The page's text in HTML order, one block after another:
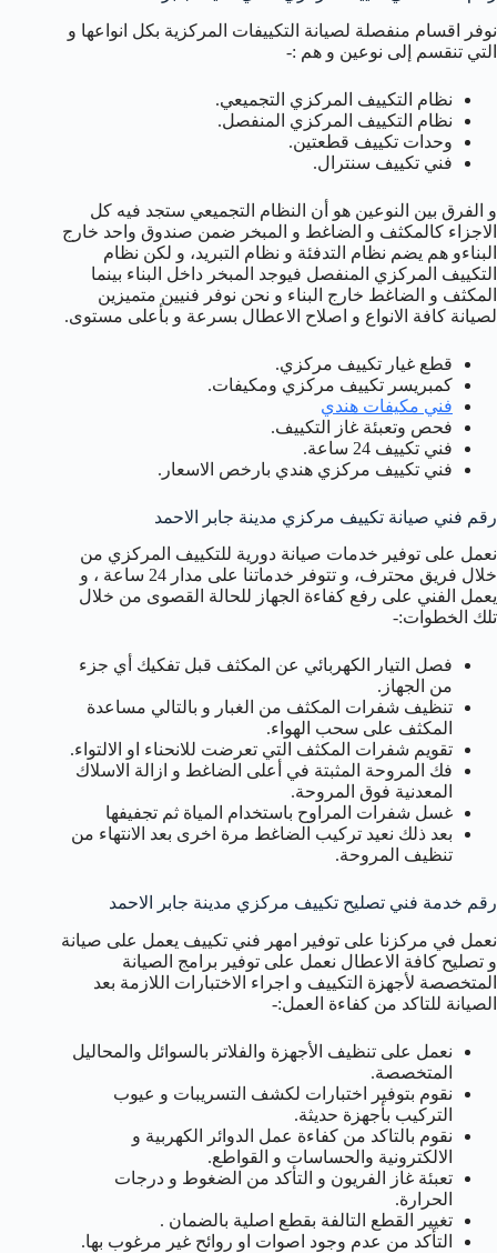
نوفر اقسام منفصلة لصيانة التكييفات المركزية بكل انواعها و
التي تنقسم إلى نوعين و هم :-
نظام التكييف المركزي التجميعي.
نظام التكييف المركزي المنفصل.
وحدات تكييف قطعتين.
فني تكييف سنترال.
و الفرق بين النوعين هو أن النظام التجميعي ستجد فيه كل
الاجزاء كالمكثف و الضاغط و المبخر ضمن صندوق واحد خارج
البناءو هم يضم نظام التدفئة و نظام التبريد، و لكن نظام
التكييف المركزي المنفصل فيوجد المبخر داخل البناء بينما
المكثف و الضاغط خارج البناء و نحن نوفر فنيين متميزين
لصيانة كافة الانواع و اصلاح الاعطال بسرعة و بأعلى مستوى.
قطع غيار تكييف مركزي.
كمبريسر تكييف مركزي ومكيفات.
فني مكيفات هندي
فحص وتعبئة غاز التكييف.
فني تكييف 24 ساعة.
فني تكييف مركزي هندي بارخص الاسعار.
رقم فني صيانة تكييف مركزي مدينة جابر الاحمد
نعمل على توفير خدمات صيانة دورية للتكييف المركزي من
خلال فريق محترف، و تتوفر خدماتنا على مدار 24 ساعة ، و
يعمل الفني على رفع كفاءة الجهاز للحالة القصوى من خلال
تلك الخطوات:-
فصل التيار الكهربائي عن المكثف قبل تفكيك أي جزء
من الجهاز.
تنظيف شفرات المكثف من الغبار و بالتالي مساعدة
المكثف على سحب الهواء.
تقويم شفرات المكثف التي تعرضت للانحناء او الالتواء.
فك المروحة المثبتة في أعلى الضاغط و ازالة الاسلاك
المعدنية فوق المروحة.
غسل شفرات المراوح باستخدام المياة ثم تجفيفها
بعد ذلك نعيد تركيب الضاغط مرة اخرى بعد الانتهاء من
تنظيف المروحة.
رقم خدمة فني تصليح تكييف مركزي مدينة جابر الاحمد
نعمل في مركزنا على توفير امهر فني تكييف يعمل على صيانة
و تصليح كافة الاعطال نعمل على توفير برامج الصيانة
المتخصصة لأجهزة التكييف و اجراء الاختبارات اللازمة بعد
الصيانة للتاكد من كفاءة العمل:-
نعمل على تنظيف الأجهزة والفلاتر بالسوائل والمحاليل
المتخصصة.
نقوم بتوفير اختبارات لكشف التسريبات و عيوب
التركيب بأجهزة حديثة.
نقوم بالتاكد من كفاءة عمل الدوائر الكهربية و
الالكترونية والحساسات و القواطع.
تعبئة غاز الفريون و التأكد من الضغوط و درجات
الحرارة.
تغيير القطع التالفة بقطع اصلية بالضمان .
التأكد من عدم وجود اصوات او روائح غير مرغوب بها.